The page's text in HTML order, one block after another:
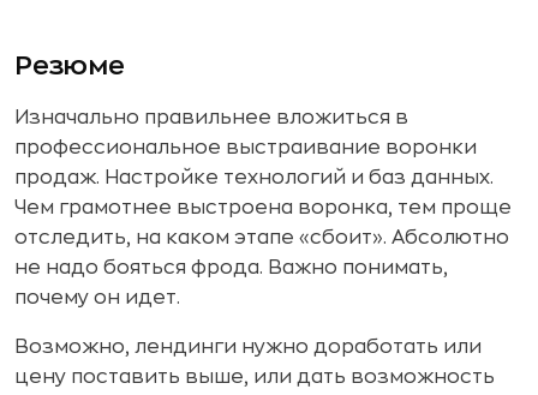
Резюме
Изначально правильнее вложиться в
профессиональное выстраивание воронки
продаж. Настройке технологий и баз данных.
Чем грамотнее выстроена воронка, тем проще
отследить, на каком этапе «сбоит». Абсолютно
не надо бояться фрода. Важно понимать,
почему он идет.
Возможно, лендинги нужно доработать или
цену поставить выше, или дать возможность